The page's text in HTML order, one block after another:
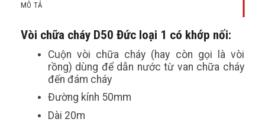
MÔ TẢ
Vòi chữa cháy D50 Đức loại 1 có khớp nối:
Cuộn vòi chữa cháy (hay còn gọi là vòi
rồng) dùng để dẫn nước từ van chữa cháy
đến đám cháy
Đường kính 50mm
Dài 20m